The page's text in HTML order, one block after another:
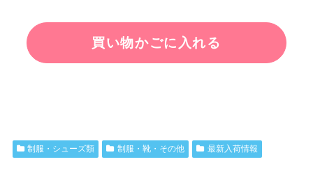
制服・シューズ類 制服・靴・その他 最新入荷情報